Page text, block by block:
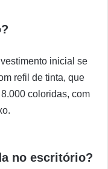
inicial se
refil de tinta, que
coloridas, com
no escritório?